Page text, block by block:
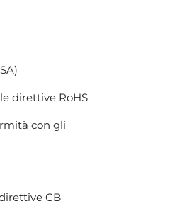
direttive RoHS
con gli
CB